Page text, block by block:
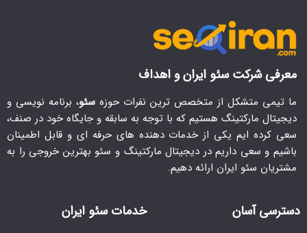
معرفی شرکت سئو ایران و اهداف
ما تیمی متشکل از متخصص ترین نفرات حوزه سئو، برنامه نویسی و
دیجیتال مارکتینگ هستیم که با توجه به سابقه و جایگاه خود در صنف،
سعی کرده ایم یکی از خدمات دهنده های حرفه ای و قابل اطمینان
باشیم و سعی داریم در دیجیتال مارکتینگ و سئو بهترین خروجی را به
مشتریان سئو ایران ارائه دهیم.
دسترسی آسان خدمات سئو ایران